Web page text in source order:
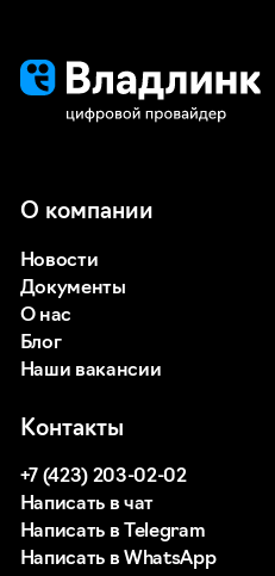
О компании
Новости
Документы
О нас
Блог
Наши вакансии
Контакты
+7 (423) 203-02-02
Написать в чат
Написать в Telegram
Написать в WhatsApp